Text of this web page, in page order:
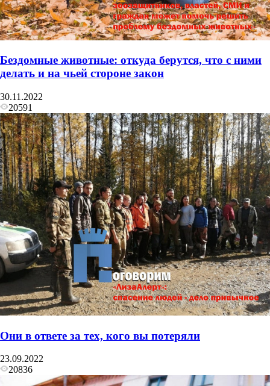
Бездомные животные: откуда берутся, что с ними
делать и на чьей стороне закон
30.11.2022
20591
Они в ответе за тех, кого вы потеряли
23.09.2022
20836